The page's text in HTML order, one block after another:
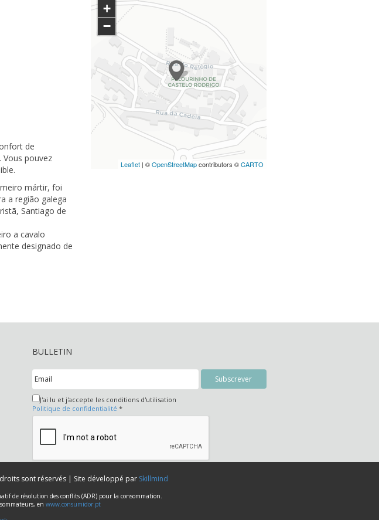
de
Vous pouvez
mártir, foi
a região galega
Santiago de
a cavalo
designado de
+
−
Leaflet | ©OpenStreetMapcontributors ©CARTO
BULLETIN
J'ai lu et j'accepte les conditions d'utilisation
Politique de confidentialité *
sont réservés | Site développé par Skillmind
de résolution des conflits (ADR) pour la consommation.
en www.consumidor.pt